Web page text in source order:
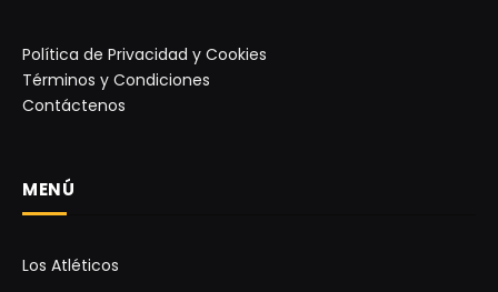
Política de Privacidad y Cookies
Términos y Condiciones
Contáctenos
MENÚ
Los Atléticos